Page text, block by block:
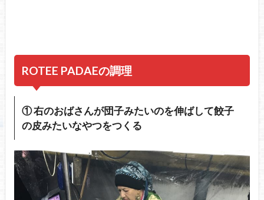
ROTEE PADAEの調理
① 右のおばさんが団子みたいのを伸ばして餃子
の皮みたいなやつをつくる